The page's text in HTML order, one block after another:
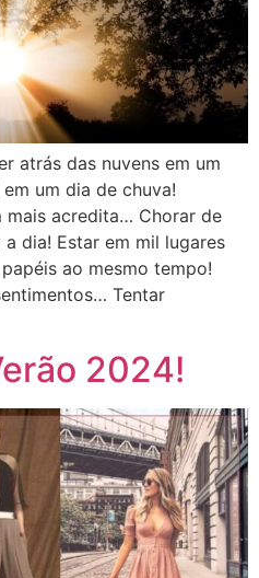
atrás das nuvens em um
um dia de chuva!
mais acredita… Chorar de
dia! Estar em mil lugares
ao mesmo tempo!
Tentar
2024!